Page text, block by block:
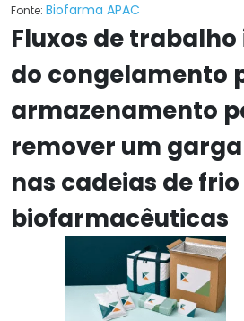
Fonte: Biofarma APAC
Fluxos de
do congelamento
armazenamento
remover um
nas cadeias de frio
biofarmacêuticas